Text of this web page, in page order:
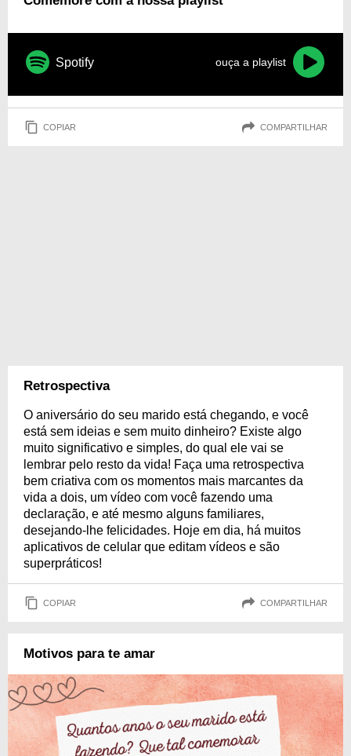
Spotify ouça a playlist
COPIAR COMPARTILHAR
Retrospectiva
O aniversário do seu marido está chegando, e você
está sem ideias e sem muito dinheiro? Existe algo
muito significativo e simples, do qual ele vai se
lembrar pelo resto da vida! Faça uma retrospectiva
bem criativa com os momentos mais marcantes da
vida a dois, um vídeo com você fazendo uma
declaração, e até mesmo alguns familiares,
desejando-lhe felicidades. Hoje em dia, há muitos
aplicativos de celular que editam vídeos e são
superpráticos!
COPIAR COMPARTILHAR
Motivos para te amar